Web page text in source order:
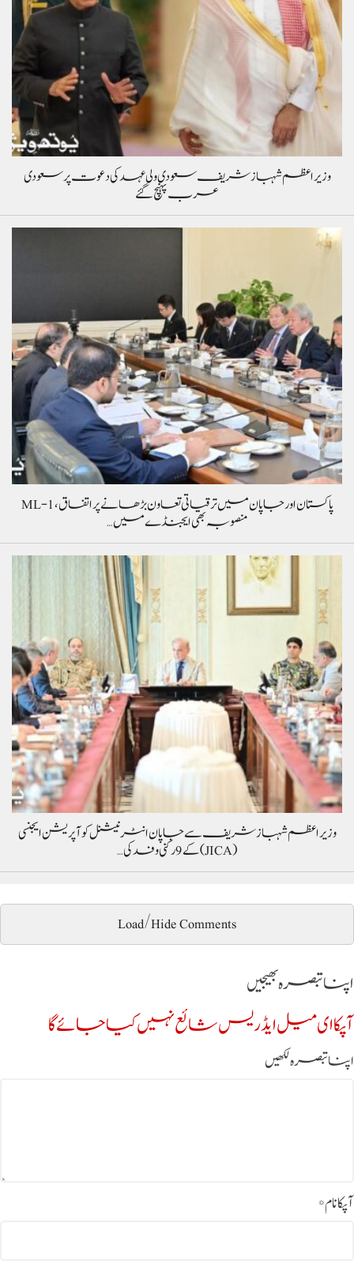
وزیراعظم شہباز شریف سعودی ولی عہد کی دعوت پر سعودی
عرب پہنچ گئے
پاکستان اور جاپان میں ترقیاتی تعاون بڑھانے پر اتفاق، ML-1
منصوبہ بھی ایجنڈے میں…
وزیراعظم شہباز شریف سے جاپان انٹرنیشنل کوآپریشن ایجنسی
(JICA) کے 9 رکنی وفد کی…
Load/Hide Comments
اپنا تبصرہ بھیجیں
آپکا ای میل ایڈریس شائع نہیں کیا جائے گا
اپنا تبصرہ لکھیں
آپکا نام*